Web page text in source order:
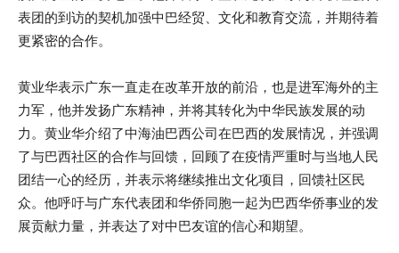
表团的到访的契机加强中巴经贸、文化和教育交流，并期待着
更紧密的合作。
黄业华表示广东一直走在改革开放的前沿，也是进军海外的主
力军，他并发扬广东精神，并将其转化为中华民族发展的动
力。黄业华介绍了中海油巴西公司在巴西的发展情况，并强调
了与巴西社区的合作与回馈，回顾了在疫情严重时与当地人民
团结一心的经历，并表示将继续推出文化项目，回馈社区民
众。他呼吁与广东代表团和华侨同胞一起为巴西华侨事业的发
展贡献力量，并表达了对中巴友谊的信心和期望。